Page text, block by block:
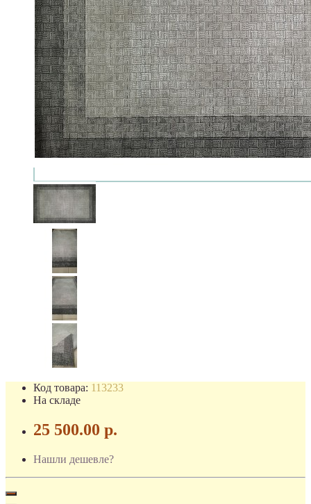
Код товара: 113233
На складе
25 500.00 р.
Нашли дешевле?